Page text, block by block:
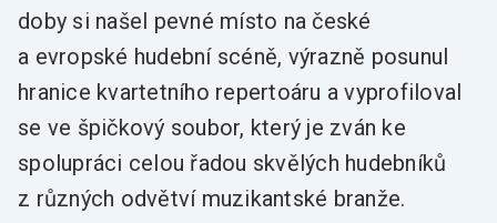
doby si našel pevné místo na české
a evropské hudební scéně, výrazně posunul
hranice kvartetního repertoáru a vyprofiloval
se ve špičkový soubor, který je zván ke
spolupráci celou řadou skvělých hudebníků
z různých odvětví muzikantské branže.